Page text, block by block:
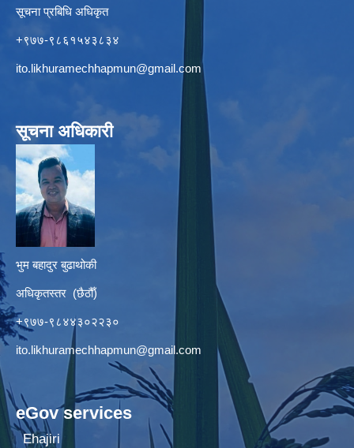
सूचना प्रबिधि अधिकृत
+९७७-९८६१५४३८३४
ito.likhuramechhapmun@gmail.com
सूचना अधिकारी
भुम बहादुर बुढाथोकी
अधिकृतस्तर (छैठौँ)
+९७७-९८४४३०२२३०
ito.likhuramechhapmun@gmail.com
eGov services
Ehajiri